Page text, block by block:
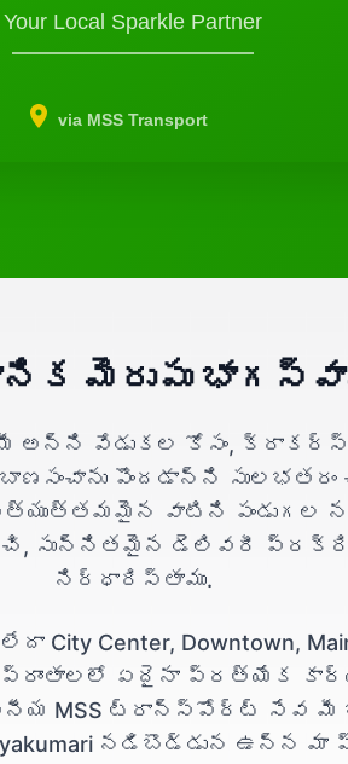
Your Local Sparkle Partner
via MSS Transport
మెరుపు
లో మీ అన్ని వేడుకల కోసం,
పొందడాన్ని సులభతరం
వాటిని పండుగల
సున్నితమైన డెలివరీ
నిర్ధారిస్తాము.
City Center, Downtown,
ప్రాంతాలలో ఏదైనా ప్రత్యేక
MSS ట్రాన్స్‌పోర్ట్ సేవ మీ
నడిబొడ్డున ఉన్న